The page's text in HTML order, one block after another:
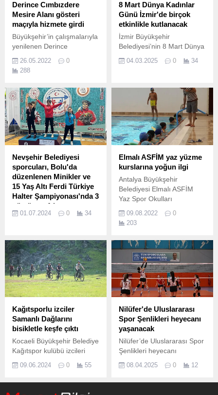
Derince Cımbızdere
Mesire Alanı gösteri
maçıyla hizmete girdi
Büyükşehir’in çalışmalarıyla
yenilenen Derince
Cımbızdere Mesire Alanı,
Başkan Büyükakın’ın da
katıldığı dostluk maçıyla
26.05.2022
0
288
8 Mart Dünya Kadınlar
Günü İzmir'de birçok
etkinlikle kutlanacak
İzmir Büyükşehir
Belediyesi’nin 8 Mart Dünya
Emekçi Kadınlar Günü
kapsamında “Kadın Her
düzenleyeceği etkinlikler
ücretsiz buz pateni ve nefes
egzersizi seansları ile
başlayacak.
04.03.2025 0 34
Nevşehir Belediyesi
sporcuları, Bolu'da
düzenlenen Minikler ve
15 Yaş Altı Ferdi Türkiye
Halter Şampiyonası'nda 3
gümüş ve 1 bronz
madalya kazandı
ilden yaklaşık 600 sporcu ve
antrenör katıldı.
01.07.2024 0 34
Elmalı ASFİM yaz yüzme
kurslarına yoğun ilgi
Antalya Büyükşehir
Belediyesi Elmalı ASFİM
Yaz Spor Okulları
Hamdi Yazır Kültür Merkezi
kapalı yüzme havuzunda
yoğun ilgi görüyor.
09.08.2022
0
203
Kağıtsporlu izciler
Samanlı Dağlarını
bisikletle keşfe çıktı
Kocaeli Büyükşehir Belediye
Kağıtspor kulübü izcileri
tarafından bu yıl üçüncüsü
düzenlenen bisiklet
09.06.2024 0 55
Nilüfer'de Uluslararası
Spor Şenlikleri heyecanı
yaşanacak
Nilüfer’de Uluslararası Spor
Şenlikleri heyecanı
yaşanacak Nilüfer
Belediyesi’nin bu yıl
08.04.2025 0 12